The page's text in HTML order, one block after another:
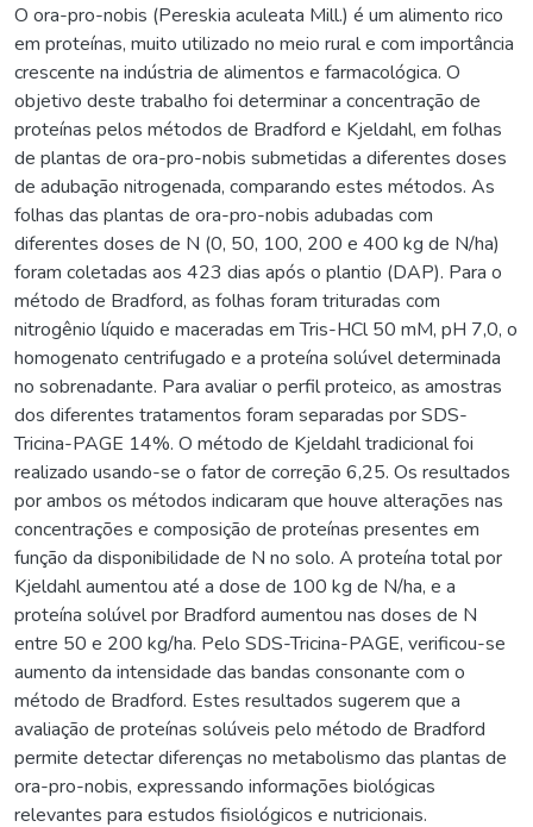
O ora-pro-nobis (Pereskia aculeata Mill.) é um alimento rico
em proteínas, muito utilizado no meio rural e com importância
crescente na indústria de alimentos e farmacológica. O
objetivo deste trabalho foi determinar a concentração de
proteínas pelos métodos de Bradford e Kjeldahl, em folhas
de plantas de ora-pro-nobis submetidas a diferentes doses
de adubação nitrogenada, comparando estes métodos. As
folhas das plantas de ora-pro-nobis adubadas com
diferentes doses de N (0, 50, 100, 200 e 400 kg de N/ha)
foram coletadas aos 423 dias após o plantio (DAP). Para o
método de Bradford, as folhas foram trituradas com
nitrogênio líquido e maceradas em Tris-HCl 50 mM, pH 7,0, o
homogenato centrifugado e a proteína solúvel determinada
no sobrenadante. Para avaliar o perfil proteico, as amostras
dos diferentes tratamentos foram separadas por SDS-
Tricina-PAGE 14%. O método de Kjeldahl tradicional foi
realizado usando-se o fator de correção 6,25. Os resultados
por ambos os métodos indicaram que houve alterações nas
concentrações e composição de proteínas presentes em
função da disponibilidade de N no solo. A proteína total por
Kjeldahl aumentou até a dose de 100 kg de N/ha, e a
proteína solúvel por Bradford aumentou nas doses de N
entre 50 e 200 kg/ha. Pelo SDS-Tricina-PAGE, verificou-se
aumento da intensidade das bandas consonante com o
método de Bradford. Estes resultados sugerem que a
avaliação de proteínas solúveis pelo método de Bradford
permite detectar diferenças no metabolismo das plantas de
ora-pro-nobis, expressando informações biológicas
relevantes para estudos fisiológicos e nutricionais.